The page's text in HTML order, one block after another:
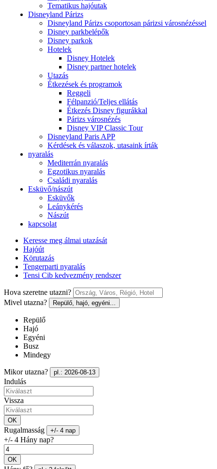
Tematikus hajóutak
Disneyland Párizs
Disneyland Párizs csoportosan párizsi városnézéssel
Disney parkbelépők
Disney parkok
Hotelek
Disney Hotelek
Disney partner hotelek
Utazás
Étkezések és programok
Reggeli
Félpanzió/Teljes ellátás
Étkezés Disney figurákkal
Párizs városnézés
Disney VIP Classic Tour
Disneyland Paris APP
Kérdések és válaszok, utasaink írták
nyaralás
Mediterrán nyaralás
Egzotikus nyaralás
Családi nyaralás
Esküvő/nászút
Esküvők
Leánykérés
Nászút
kapcsolat
Keresse meg álmai utazását
Hajóút
Körutazás
Tengerparti nyaralás
Tensi Cib kedvezmény rendszer
Hova szeretne utazni?
Mivel utazna?
Repülő, hajó, egyéni...
Repülő
Hajó
Egyéni
Busz
Mindegy
Mikor utazna? pl.: 2026-08-13
Indulás
Vissza
OK
Rugalmasság +/- 4 nap
+/- 4 Hány nap?
OK